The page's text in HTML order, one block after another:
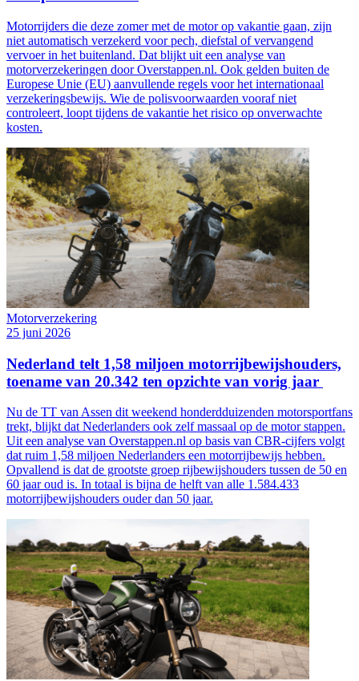
Motorrijders die deze zomer met de motor op vakantie gaan, zijn
niet automatisch verzekerd voor pech, diefstal of vervangend
vervoer in het buitenland. Dat blijkt uit een analyse van
motorverzekeringen door Overstappen.nl. Ook gelden buiten de
Europese Unie (EU) aanvullende regels voor het internationaal
verzekeringsbewijs. Wie de polisvoorwaarden vooraf niet
controleert, loopt tijdens de vakantie het risico op onverwachte
kosten.
Motorverzekering
25 juni 2026
Nederland telt 1,58 miljoen motorrijbewijshouders,
toename van 20.342 ten opzichte van vorig jaar
Nu de TT van Assen dit weekend honderdduizenden motorsportfans
trekt, blijkt dat Nederlanders ook zelf massaal op de motor stappen.
Uit een analyse van Overstappen.nl op basis van CBR-cijfers volgt
dat ruim 1,58 miljoen Nederlanders een motorrijbewijs hebben.
Opvallend is dat de grootste groep rijbewijshouders tussen de 50 en
60 jaar oud is. In totaal is bijna de helft van alle 1.584.433
motorrijbewijshouders ouder dan 50 jaar.